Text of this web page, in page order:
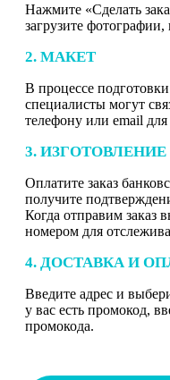
Нажмите «Сделать
загрузите
2. МАКЕТ
В процессе
специалисты могут
телефону или email для
3. ИЗГОТОВЛЕНИЕ
Оплатите заказ
получите
Когда отправим заказ
номером для
4. ДОСТАВКА И
Введите адрес и
у вас есть промокод,
промокода.